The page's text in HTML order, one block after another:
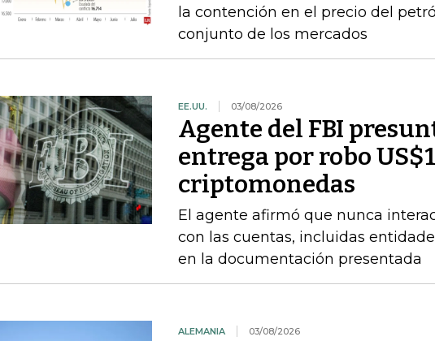
la contención en el precio del
conjunto de los mercados
EE.UU. 03/08/2026
Agente del FBI
entrega por robo
criptomonedas
El agente afirmó que nunca
con las cuentas, incluidas
en la documentación presentada
ALEMANIA 03/08/2026